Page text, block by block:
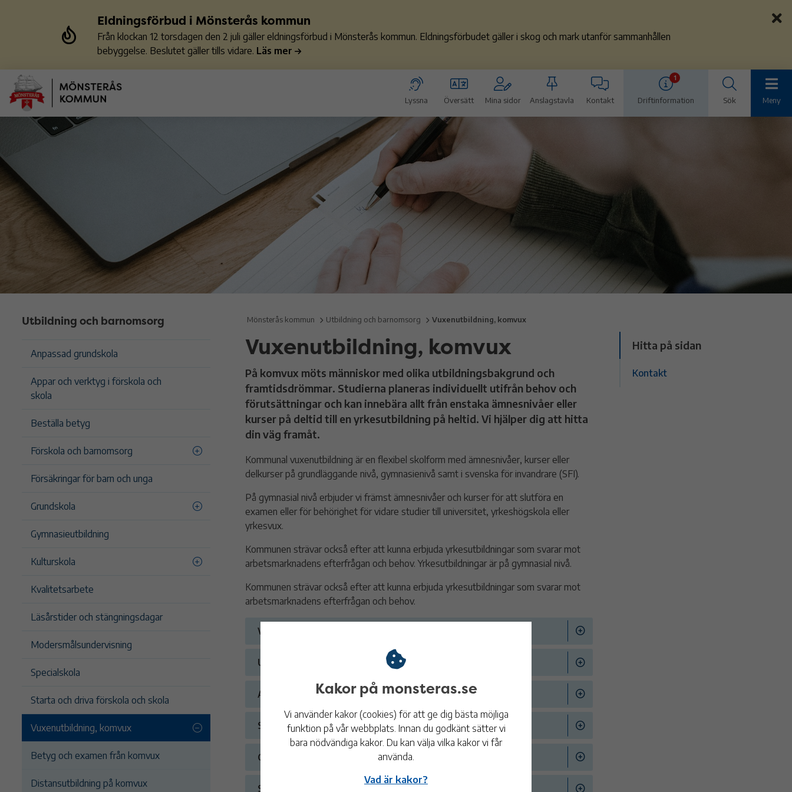
Eldningsförbud i Mönsterås kommun
Från klockan 12 torsdagen den 2 juli gäller eldningsförbud i Mönsterås kommun. Eldningsförbudet gäller i skog och mark utanför sammanhållen
bebyggelse. Beslutet gäller tills vidare. Läs mer
Lyssna Översätt Mina sidor Anslagstavla Kontakt
1
Driftinformation Sök Meny
Utbildning och barnomsorg
Anpassad grundskola
Appar och verktyg i förskola och
skola
Beställa betyg
Förskola och barnomsorg
Försäkringar för barn och unga
Grundskola
Gymnasieutbildning
Kulturskola
Kvalitetsarbete
Läsårstider och stängningsdagar
Modersmålsundervisning
Specialskola
Starta och driva förskola och skola
Vuxenutbildning, komvux
Betyg och examen från komvux
Distansutbildning på komvux
Mönsterås kommun Utbildning och barnomsorg Vuxenutbildning, komvux
Vuxenutbildning, komvux
På komvux möts människor med olika utbildningsbakgrund och
framtidsdrömmar. Studierna planeras individuellt utifrån behov och
förutsättningar och kan innebära allt från enstaka ämnesnivåer eller
kurser på deltid till en yrkesutbildning på heltid. Vi hjälper dig att hitta
din väg framåt.
Kommunal vuxenutbildning är en flexibel skolform med ämnesnivåer, kurser eller
delkurser på grundläggande nivå, gymnasienivå samt i svenska för invandrare (SFI).
På gymnasial nivå erbjuder vi främst ämnesnivåer och kurser för att slutföra en
examen eller för behörighet för vidare studier till universitet, yrkeshögskola eller
yrkesvux.
Kommunen strävar också efter att kunna erbjuda yrkesutbildningar som svarar mot
arbetsmarknadens efterfrågan och behov. Yrkesutbildningar är på gymnasial nivå.
Kommunen strävar också efter att kunna erbjuda yrkesutbildningar som svarar mot
arbetsmarknadens efterfrågan och behov.
Vem får studera på komvux?
Undervisningen är gratis
Att söka till komvux
Studie- och yrkesvägledning för vuxna
GY25
Sjuk- och frånvaroanmälan på komvux
Hitta på sidan
Kontakt
Kakor på monsteras.se
Vi använder kakor (cookies) för att ge dig bästa möjliga
funktion på vår webbplats. Innan du godkänt sätter vi
bara nödvändiga kakor. Du kan välja vilka kakor vi får
använda.
Vad är kakor?